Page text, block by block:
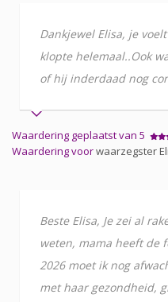
Dankjewel Elisa, je
klopte helemaal..Ook
of hij inderdaad nog
Waardering geplaatst van 5
Waardering voorwaarzegster
Beste Elisa, Je zei al
weten, mama heeft de
2026 moet ik nog
met haar gezondheid,